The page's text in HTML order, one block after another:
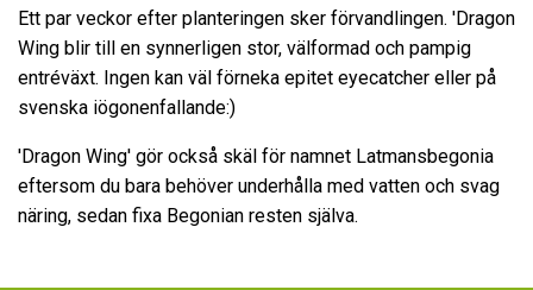
Ett par veckor efter planteringen sker förvandlingen. 'Dragon
Wing blir till en synnerligen stor, välformad och pampig
entréväxt. Ingen kan väl förneka epitet eyecatcher eller på
svenska iögonenfallande:)
'Dragon Wing' gör också skäl för namnet Latmansbegonia
eftersom du bara behöver underhålla med vatten och svag
näring, sedan fixa Begonian resten själva.